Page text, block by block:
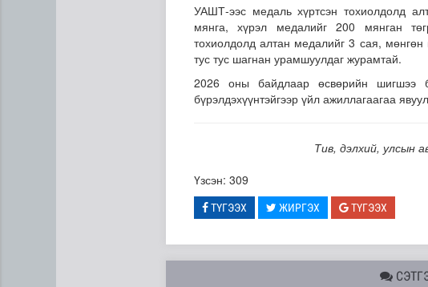
Дипломат төлөөлөгчийн газруудын
УАШТ-ээс медаль хүртсэн тохиолдолд
мянга, хүрэл медалийг 200 мянган
тохиолдолд алтан медалийг 3 сая,
тус тус шагнан урамшуулдаг журамтай.
2026 оны байдлаар өсвөрийн шигшээ
бүрэлдэхүүнтэйгээр үйл ажиллагаагаа
Тив, дэлхий, улсын
Үзсэн: 309
ТҮГЭЭХ ЖИРГЭХ ТҮГЭЭХ